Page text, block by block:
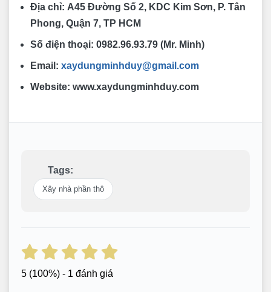
Địa chỉ: A45 Đường Số 2, KDC Kim Sơn, P. Tân
Phong, Quận 7, TP HCM
Số điện thoại: 0982.96.93.79 (Mr. Minh)
Email: xaydungminhduy@gmail.com
Website: www.xaydungminhduy.com
Tags:
Xây nhà phần thô
5 (100%) - 1 đánh giá